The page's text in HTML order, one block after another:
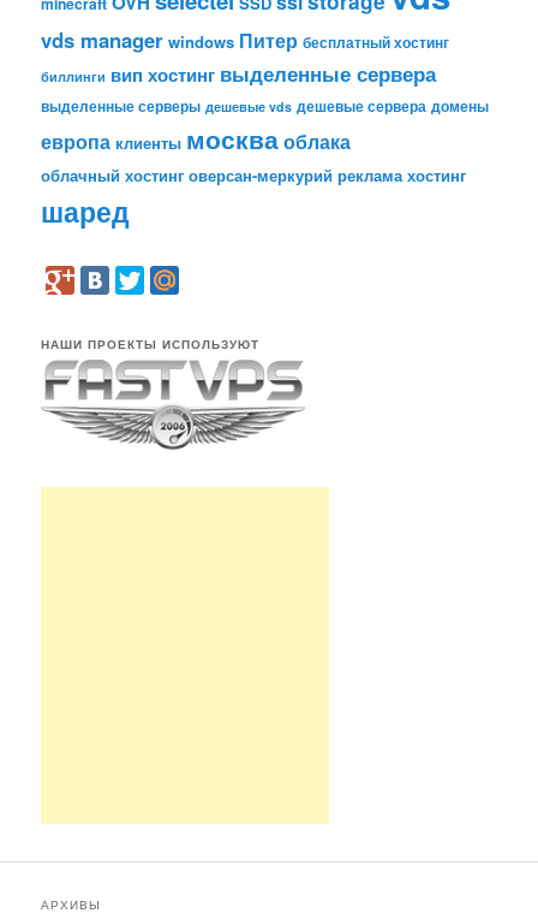
vds manager windows Питер бесплатный хостинг
биллинги вип хостинг выделенные сервера
выделенные серверы дешевые vds дешевые сервера домены
европа клиенты москваоблака
облачный хостинг оверсан-меркурий реклама хостинг
шаред
НАШИ ПРОЕКТЫ ИСПОЛЬЗУЮТ
АРХИВЫ